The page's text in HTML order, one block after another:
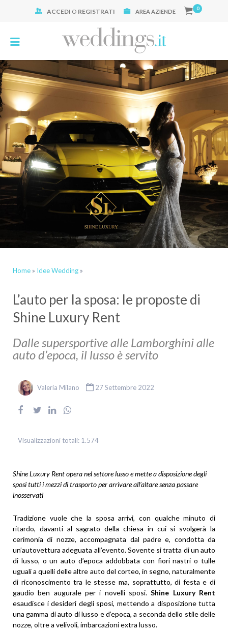
ACCEDI O REGISTRATI AREA AZIENDE 0
Home » Idee Wedding »
L’auto per la sposa: le proposte di
Shine Luxury Rent
Dalle supersportive alle Lamborghini alle
auto d’epoca, il lusso è servito
Valeria Milano 27 Settembre 2022
Visualizzazioni totali: 1.574
Shine Luxury Rent opera nel settore lusso e mette a disposizione degli
sposi tutti i mezzi di trasporto per arrivare all’altare senza passare
inosservati
Tradizione vuole che la sposa arrivi, con qualche minuto di
ritardo, davanti al sagrato della chiesa in cui si svolgerà la
cerimonia di nozze, accompagnata dal padre e, condotta da
un’autovettura adeguata all’evento. Sovente si tratta di un auto
di lusso, o un auto d’epoca addobbata con fiori nastri o tulle
uguali a quelli delle altre auto del corteo, in segno, naturalmente
di riconoscimento tra le stesse ma, soprattutto, di festa e di
gaudio ben augurale per i novelli sposi.Shine Luxury Rent
esaudisce i desideri degli sposi, mettendo a disposizione tutta
una gamma di auto di lusso e d’epoca, a seconda dello stile delle
nozze, oltre a velivoli, imbarcazioni extra lusso.